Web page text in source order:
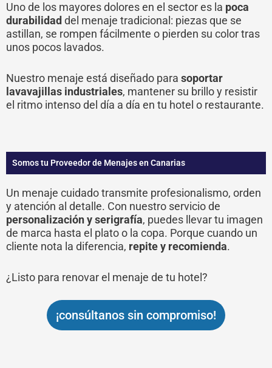
Uno de los mayores dolores en el sector es la poca
durabilidad del menaje tradicional: piezas que se
astillan, se rompen fácilmente o pierden su color tras
unos pocos lavados.
Nuestro menaje está diseñado para soportar
lavavajillas industriales, mantener su brillo y resistir
el ritmo intenso del día a día en tu hotel o restaurante.
Somos tu Proveedor de Menajes en Canarias
Un menaje cuidado transmite profesionalismo, orden
y atención al detalle. Con nuestro servicio de
personalización y serigrafía, puedes llevar tu imagen
de marca hasta el plato o la copa. Porque cuando un
cliente nota la diferencia, repite y recomienda.
¿Listo para renovar el menaje de tu hotel?
¡consúltanos sin compromiso!